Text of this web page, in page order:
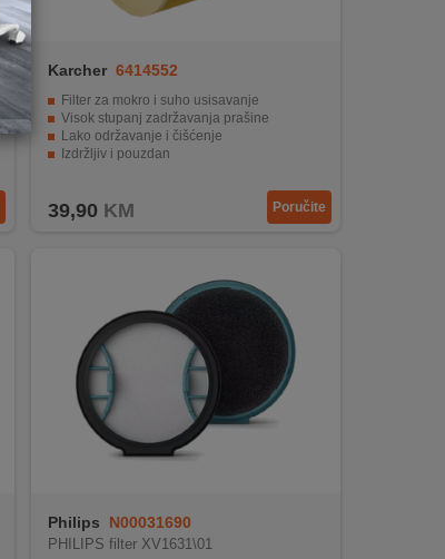
Karcher 6414552
Filter za mokro i suho usisavanje
Visok stupanj zadržavanja prašine
Lako održavanje i čišćenje
Izdržljiv i pouzdan
39,90 KM Poručite
Philips N00031690
PHILIPS filter XV1631\01